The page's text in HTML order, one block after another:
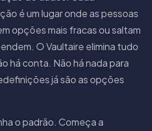
é um lugar onde as pessoas
opções mais fracas ou saltam
O Vaultaire elimina tudo
há conta. Não há nada para
já são as opções
o padrão. Começa a